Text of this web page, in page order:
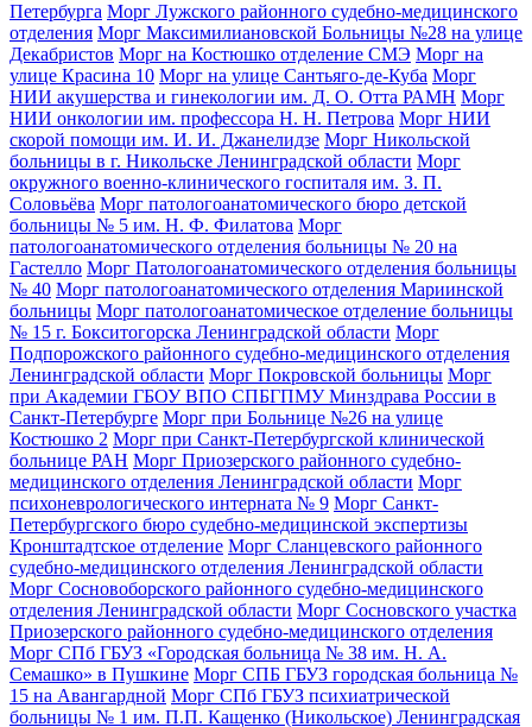
Петербурга Морг Лужского районного судебно-медицинского
отделения Морг Максимилиановской Больницы №28 на улице
Декабристов Морг на Костюшко отделение СМЭ Морг на
улице Красина 10 Морг на улице Сантьяго-де-Куба Морг
НИИ акушерства и гинекологии им. Д. О. Отта РАМН Морг
НИИ онкологии им. профессора Н. Н. Петрова Морг НИИ
скорой помощи им. И. И. Джанелидзе Морг Никольской
больницы в г. Никольске Ленинградской области Морг
окружного военно-клинического госпиталя им. З. П.
Соловьёва Морг патологоанатомического бюро детской
больницы № 5 им. Н. Ф. Филатова Морг
патологоанатомического отделения больницы № 20 на
Гастелло Морг Патологоанатомического отделения больницы
№ 40 Морг патологоанатомического отделения Мариинской
больницы Морг патологоанатомическое отделение больницы
№ 15 г. Бокситогорска Ленинградской области Морг
Подпорожского районного судебно-медицинского отделения
Ленинградской области Морг Покровской больницы Морг
при Академии ГБОУ ВПО СПБГПМУ Минздрава России в
Санкт-Петербурге Морг при Больнице №26 на улице
Костюшко 2 Морг при Санкт-Петербургской клинической
больнице РАН Морг Приозерского районного судебно-
медицинского отделения Ленинградской области Морг
психоневрологического интерната № 9 Морг Санкт-
Петербургского бюро судебно-медицинской экспертизы
Кронштадтское отделение Морг Сланцевского районного
судебно-медицинского отделения Ленинградской области
Морг Сосновоборского районного судебно-медицинского
отделения Ленинградской области Морг Сосновского участка
Приозерского районного судебно-медицинского отделения
Морг СПб ГБУЗ «Городская больница № 38 им. Н. А.
Семашко» в Пушкине Морг СПБ ГБУЗ городская больница №
15 на Авангардной Морг СПб ГБУЗ психиатрической
больницы № 1 им. П.П. Кащенко (Никольское) Ленинградская